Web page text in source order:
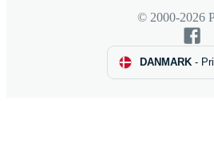
© 2000-2026
DANMARK-